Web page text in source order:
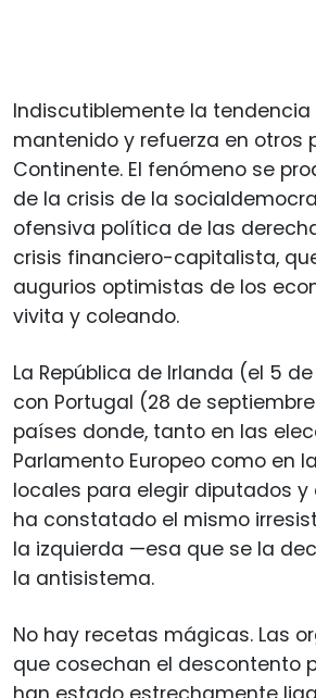
Indiscutiblemente la tendencia
mantenido y refuerza en otros
Continente. El fenómeno se
de la crisis de la
ofensiva política de las
crisis financiero-capitalista,
augurios optimistas de los
vivita y coleando.
La República de Irlanda (el 5
con Portugal (28 de
países donde, tanto en las
Parlamento Europeo como en
locales para elegir diputados y
ha constatado el mismo
la izquierda —esa que se la
la antisistema.
No hay recetas mágicas. Las
que cosechan el descontento